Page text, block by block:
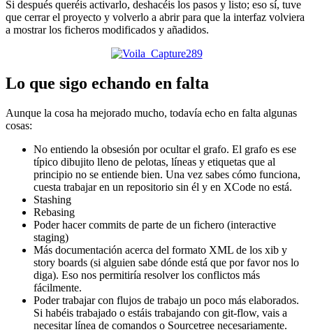
Si después queréis activarlo, deshacéis los pasos y listo; eso sí, tuve
que cerrar el proyecto y volverlo a abrir para que la interfaz volviera
a mostrar los ficheros modificados y añadidos.
Lo que sigo echando en falta
Aunque la cosa ha mejorado mucho, todavía echo en falta algunas
cosas:
No entiendo la obsesión por ocultar el grafo. El grafo es ese
típico dibujito lleno de pelotas, líneas y etiquetas que al
principio no se entiende bien. Una vez sabes cómo funciona,
cuesta trabajar en un repositorio sin él y en XCode no está.
Stashing
Rebasing
Poder hacer commits de parte de un fichero (interactive
staging)
Más documentación acerca del formato XML de los xib y
story boards (si alguien sabe dónde está que por favor nos lo
diga). Eso nos permitiría resolver los conflictos más
fácilmente.
Poder trabajar con flujos de trabajo un poco más elaborados.
Si habéis trabajado o estáis trabajando con git-flow, vais a
necesitar línea de comandos o Sourcetree necesariamente.